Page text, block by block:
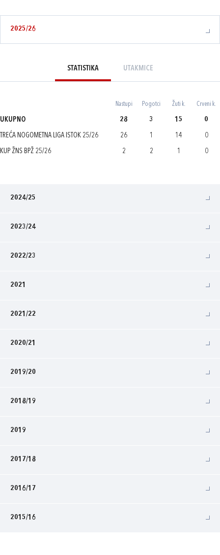
2025/26
STATISTIKA UTAKMICE
Nastupi Pogotci Žuti k. Crveni k.
UKUPNO 28 3 15 0
TREĆA NOGOMETNA LIGA ISTOK 25/26 26 1 14 0
KUP ŽNS BPŽ 25/26 2 2 1 0
2024/25
2023/24
2022/23
2021
2021/22
2020/21
2019/20
2018/19
2019
2017/18
2016/17
2015/16